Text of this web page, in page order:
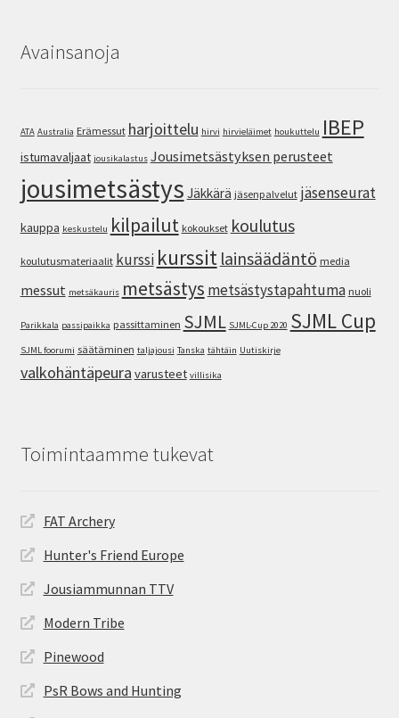
Avainsanoja
ATA Australia Erämessut harjoittelu hirvi hirvieläimet houkuttelu IBEP
istumavaljaat jousikalastus Jousimetsästyksen perusteet
jousimetsästys Jäkkärä jäsenpalvelut jäsenseurat
kauppa keskustelu kilpailut kokoukset koulutus
koulutusmateriaalit kurssi kurssit lainsäädäntö media
messut metsäkauris metsästys metsästystapahtuma nuoli
Parikkala passipaikka passittaminen SJML SJML-Cup 2020 SJML Cup
SJML foorumi säätäminen taljajousi Tanska tähtäin Uutiskirje
valkohäntäpeura varusteet villisika
Toimintaamme tukevat
FAT Archery
Hunter's Friend Europe
Jousiammunnan TTV
Modern Tribe
Pinewood
PsR Bows and Hunting